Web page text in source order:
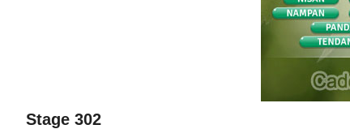
Stage 302